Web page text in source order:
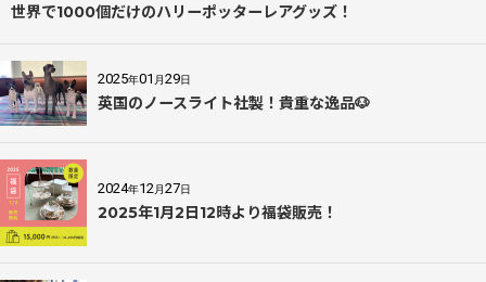
世界で1000個だけのハリーポッターレアグッズ！
2025年01 月29日
英国のノースライト社製！貴重な逸品🐶
2024年12 月27日
2025年1月2日12時より福袋販売！